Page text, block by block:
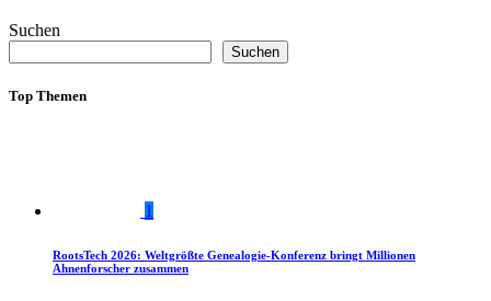
Suchen
Suchen
Top Themen
1
RootsTech 2026: Weltgrößte Genealogie-Konferenz bringt Millionen
Ahnenforscher zusammen